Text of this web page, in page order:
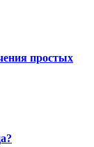
простых